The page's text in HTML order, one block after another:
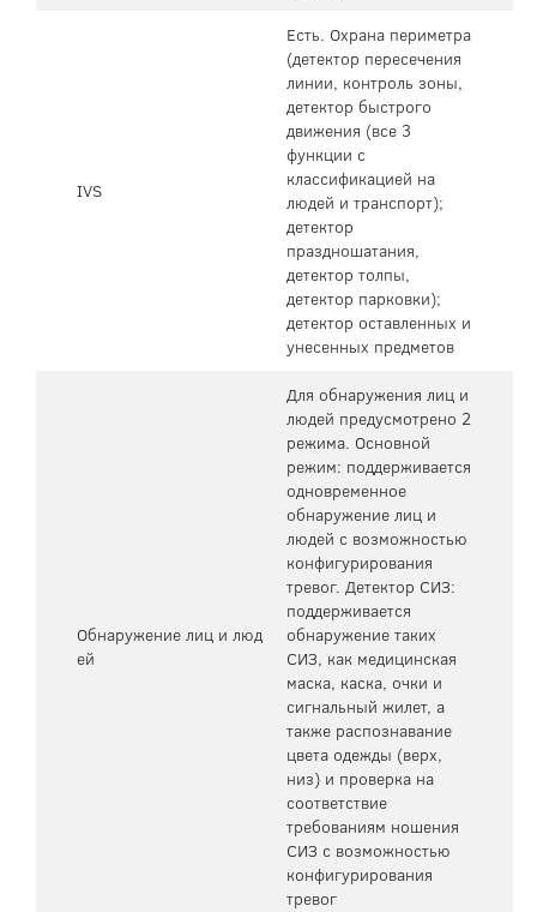
IVS
Есть. Охрана периметра
(детектор пересечения
линии, контроль зоны,
детектор быстрого
движения (все 3
функции с
классификацией на
людей и транспорт);
детектор
праздношатания,
детектор толпы,
детектор парковки);
детектор оставленных и
унесенных предметов
Обнаружение лиц и люд
ей
Для обнаружения лиц и
людей предусмотрено 2
режима. Основной
режим: поддерживается
одновременное
обнаружение лиц и
людей с возможностью
конфигурирования
тревог. Детектор СИЗ:
поддерживается
обнаружение таких
СИЗ, как медицинская
маска, каска, очки и
сигнальный жилет, а
также распознавание
цвета одежды (верх,
низ) и проверка на
соответствие
требованиям ношения
СИЗ с возможностью
конфигурирования
тревог